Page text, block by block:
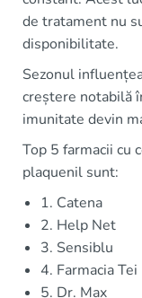
de tratament nu
disponibilitate.
Sezonul
creștere notabilă
imunitate devin
Top 5 farmacii cu
plaquenil sunt:
1. Catena
2. Help Net
3. Sensiblu
4. Farmacia Tei
5. Dr. Max